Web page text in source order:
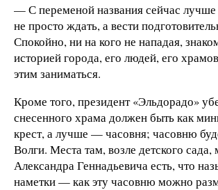
— С переменой названия сейчас
не просто ждать, а вести
Спокойно, ни на кого не нападая,
историей города, его людей, его
этим заниматься.
Кроме того, президент «Эльдорадо»
снесенного храма должен быть как
крест, а лучше — часовня; часовню
Волги. Места там, возле детского сада,
Александра Геннадьевича есть, что
наметки — как эту часовню можно